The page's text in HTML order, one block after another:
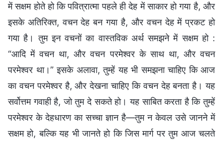
में सक्षम होते हो कि पवित्रात्मा पहले ही देह में साकार हो गया है, और
इसके अतिरिक्त, वचन देह बन गया है, और वचन देह में प्रकट हो
गया है। तुम इन वचनों का वास्तविक अर्थ समझने में सक्षम हो :
“आदि में वचन था, और वचन परमेश्वर के साथ था, और वचन
परमेश्वर था।” इसके अलावा, तुम्हें यह भी समझना चाहिए कि आज
का वचन परमेश्वर है, और देखना चाहिए कि वचन देह बनता है। यह
सर्वोत्तम गवाही है, जो तुम दे सकते हो। यह साबित करता है कि तुम्हें
परमेश्वर के देहधारण का सच्चा ज्ञान है—तुम न केवल उसे जानने में
सक्षम हो, बल्कि यह भी जानते हो कि जिस मार्ग पर तुम आज चलते